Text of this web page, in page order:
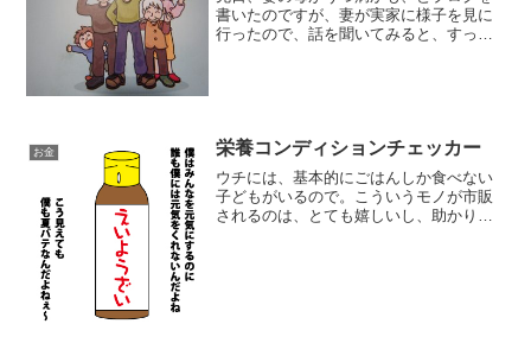
書いたのですが、妻が実家に様子を見に
行ったので、話を聞いてみると、すっか
お金 栄養コンディションチェッカー
ウチには、基本的にごはんしか食べない
子どもがいるので。こういうモノが市販
されるのは、とても嬉しいし、助かりま